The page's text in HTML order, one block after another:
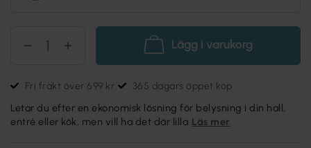
Lägg i varukorg
Fri frakt över 699 kr 365 dagars öppet köp
Letar du efter en ekonomisk lösning för belysning i din hall,
entré eller kök, men vill ha det där lilla Läs mer